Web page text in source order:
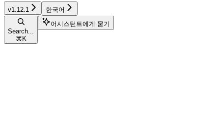
v1.12.1 한국어
Search...
⌘ K
어시스턴트에게 묻기